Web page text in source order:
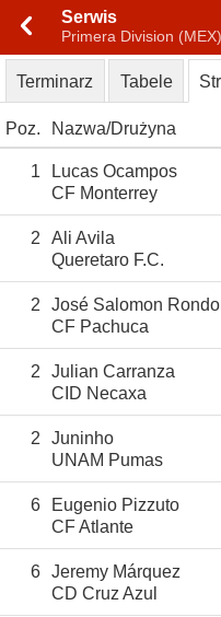
Serwis
Primera Division
Terminarz Tabele
Poz. Nazwa Drużyna
1
Lucas Ocampos
CF Monterrey
2
Ali Avila
Queretaro F.C.
2
José Salomon
CF Pachuca
2
Julian Carranza
CID Necaxa
2
Juninho
UNAM Pumas
6
Eugenio Pizzuto
CF Atlante
6 Jeremy Márquez
CD Cruz Azul